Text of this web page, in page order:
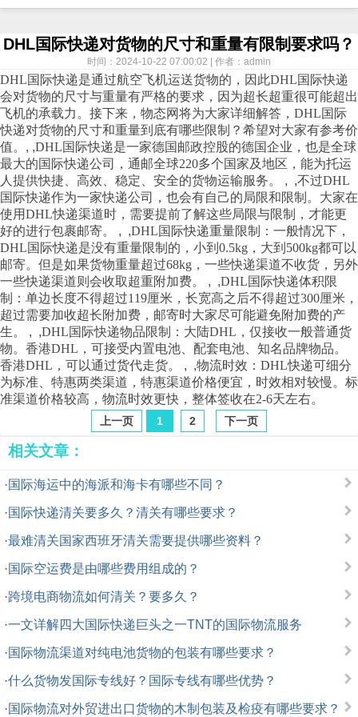
DHL国际快递对货物的尺寸和重量有限制要求吗？
时间：2024-10-22 07:00:02 | 作者：admin
DHL国际快递是通过航空飞机运送货物的，因此DHL国际快递
会对货物的尺寸与重量有严格的要求，因为超长超重很可能超出
飞机的承载力。接下来， 物态网将为大家详细解答， DHL国际
快递对货物的尺寸和重量到底有哪些限制？希望对大家有参考价
值。 , ,DHL国际快递是一家德国邮政控股的德国企业，也是全球
最大的国际快递公司，通邮全球220多个国家及地区，能为托运
人提供快捷、高效、稳定、安全的货物运输服务。
, ,不过DHL
国际快递作为一家快递公司，也会有自己的局限和限制。大家在
使用DHL快递渠道时，需要提前了解这些局限与限制，才能更
好的进行包裹邮寄。
, ,DHL国际快递重量限制：一般情况下，
DHL国际快递是没有重量限制的，小到 0.5kg ，大到 500kg都可以
邮寄。但是如果货物重量超过68kg ，一些快递渠道不收货，另外
一些快递渠道则会收取超重附加费。
, ,DHL国际快递体积限
制：单边长度不得超过119厘米，长宽高之后不得超过300厘米，
超过需要加收超长附加费，邮寄时大家尽可能避免附加费的产
生。
, ,DHL国际快递物品限制：大陆DHL ，仅接收一般普通货
物。香港DHL ，可接受内置电池、配套电池、知名品牌物品。
香港DHL ，可以通过货代走货。 , ,物流时效： DHL快递可细分
为标准、特惠两类渠道，特惠渠道价格便宜，时效相对较慢。标
准渠道价格较高， 物流时效更快，整体签收在2-6天左右。
上一页 1 2 下一页
相关文章：
·国际海运中的海派和海卡有哪些不同？
·国际快递清关要多久？清关有哪些要求？
·最难清关国家西班牙清关需要提供哪些资料？
·国际空运费是由哪些费用组成的？
·跨境电商物流如何清关？要多久？
·一文详解四大国际快递巨头之一TNT的国际物流服务
·国际物流渠道对纯电池货物的包装有哪些要求？
·什么货物发国际专线好？国际专线有哪些优势？
·国际物流对外贸进出口货物的木制包装及检疫有哪些要求？